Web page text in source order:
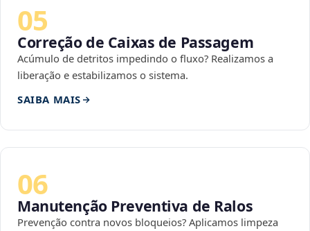
05
Correção de Caixas de Passagem
Acúmulo de detritos impedindo o fluxo? Realizamos a
liberação e estabilizamos o sistema.
SAIBA MAIS
06
Manutenção Preventiva de Ralos
Prevenção contra novos bloqueios? Aplicamos limpeza